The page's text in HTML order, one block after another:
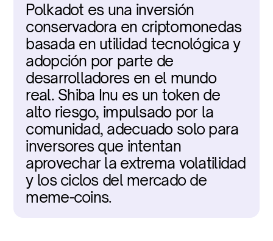
Polkadot es una inversión
conservadora en criptomonedas
basada en utilidad tecnológica y
adopción por parte de
desarrolladores en el mundo
real. Shiba Inu es un token de
alto riesgo, impulsado por la
comunidad, adecuado solo para
inversores que intentan
aprovechar la extrema volatilidad
y los ciclos del mercado de
meme-coins.